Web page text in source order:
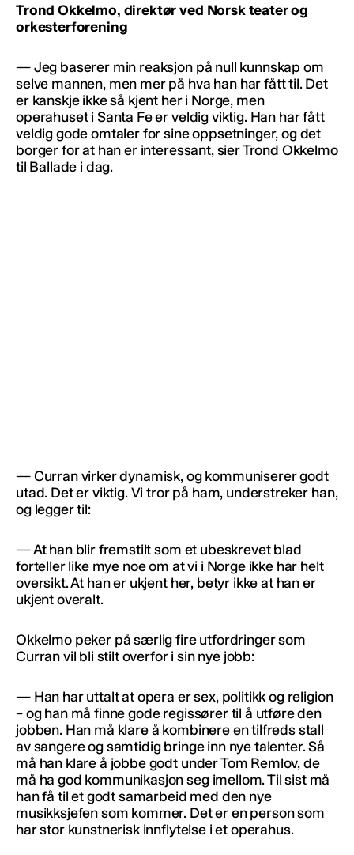
Trond Okkelmo, direktør ved Norsk teater og
orkesterforening
— Jeg baserer min reaksjon på null kunnskap om
selve mannen, men mer på hva han har fått til. Det
er kanskje ikke så kjent her i Norge, men
operahuset i Santa Fe er veldig viktig. Han har fått
veldig gode omtaler for sine oppsetninger, og det
borger for at han er interessant, sier Trond Okkelmo
til Ballade i dag.
— Curran virker dynamisk, og kommuniserer godt
utad. Det er viktig. Vi tror på ham, understreker han,
og legger til:
— At han blir fremstilt som et ubeskrevet blad
forteller like mye noe om at vi i Norge ikke har helt
oversikt. At han er ukjent her, betyr ikke at han er
ukjent overalt.
Okkelmo peker på særlig fire utfordringer som
Curran vil bli stilt overfor i sin nye jobb:
— Han har uttalt at opera er sex, politikk og religion
– og han må finne gode regissører til å utføre den
jobben. Han må klare å kombinere en tilfreds stall
av sangere og samtidig bringe inn nye talenter. Så
må han klare å jobbe godt under Tom Remlov, de
må ha god kommunikasjon seg imellom. Til sist må
han få til et godt samarbeid med den nye
musikksjefen som kommer. Det er en person som
har stor kunstnerisk innflytelse i et operahus.